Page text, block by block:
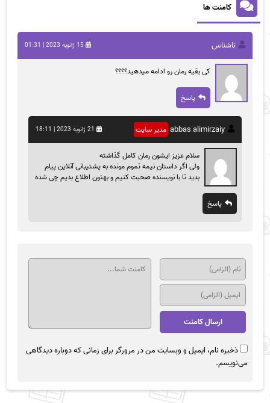
کامنت ها
ناشناس 15 ژانویه 2023 | 01:31
کی بقیه رمان رو ادامه میدهید؟؟؟؟
پاسخ
abbas alimirzaiy مدیر سایت 21 ژانویه 2023 | 18:11
سلام عزیز ایشون رمان کامل گذاشته
ولی اگر داستان نیمه تموم مونده به پشتیبانی آنلاین پیام
بدید تا با نویسنده صحبت کنیم و بهتون اطلاع بدیم چی شده
پاسخ
ذخیره نام، ایمیل و وبسایت من در مرورگر برای زمانی که دوباره دیدگاهی
می‌نویسم.